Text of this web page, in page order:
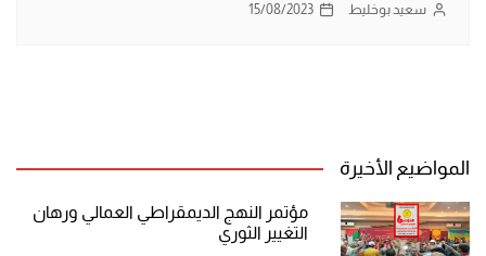
سعيد بوخليط 15/08/2023
المواضيع الأخيرة
مؤتمر النهج الديمقراطي العمالي ورهان
التغيير الثوري